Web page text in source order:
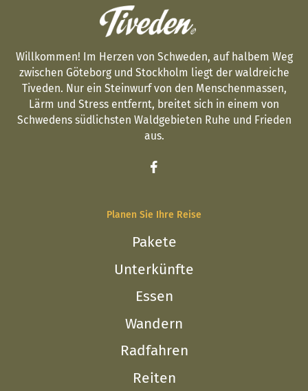
Willkommen! Im Herzen von Schweden, auf halbem Weg
zwischen Göteborg und Stockholm liegt der waldreiche
Tiveden. Nur ein Steinwurf von den Menschenmassen,
Lärm und Stress entfernt, breitet sich in einem von
Schwedens südlichsten Waldgebieten Ruhe und Frieden
aus.
Planen Sie Ihre Reise
Pakete
Unterkünfte
Essen
Wandern
Radfahren
Reiten